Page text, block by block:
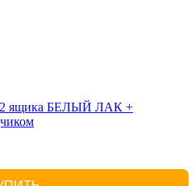
2 ящика БЕЛЫЙ ЛАК +